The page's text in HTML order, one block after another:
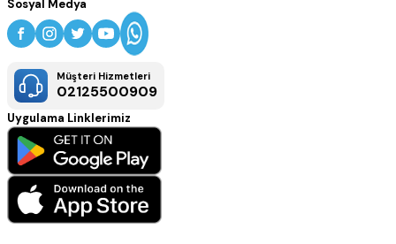
Sosyal Medya
Müşteri Hizmetleri
02125500909
Uygulama Linklerimiz